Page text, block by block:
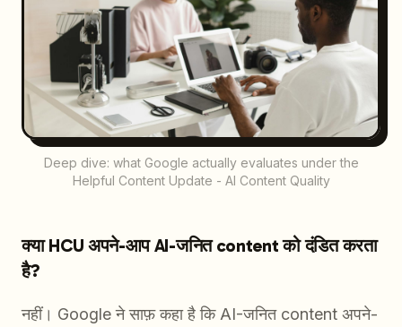
Deep dive: what Google actually evaluates under the
Helpful Content Update - AI Content Quality
क्या HCU अपने-आप AI-जनित content को दंडित करता
है?
नहीं। Google ने साफ़ कहा है कि AI-जनित content अपने-